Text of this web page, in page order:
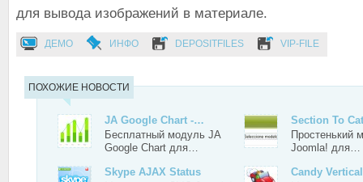
для вывода изображений в материале.
ДЕМО ИНФО DEPOSITFILES VIP-FILE
ПОХОЖИЕ НОВОСТИ
JA Google Chart -…
Бесплатный модуль JA
Google Chart для…
Section To
Простенький
Joomla! для…
Skype AJAX Status
Candy